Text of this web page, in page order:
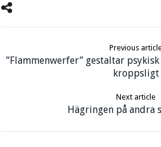
Previous
”Flammenwerfer” gestaltar
kroppsligt
Next article
Hägringen på andra